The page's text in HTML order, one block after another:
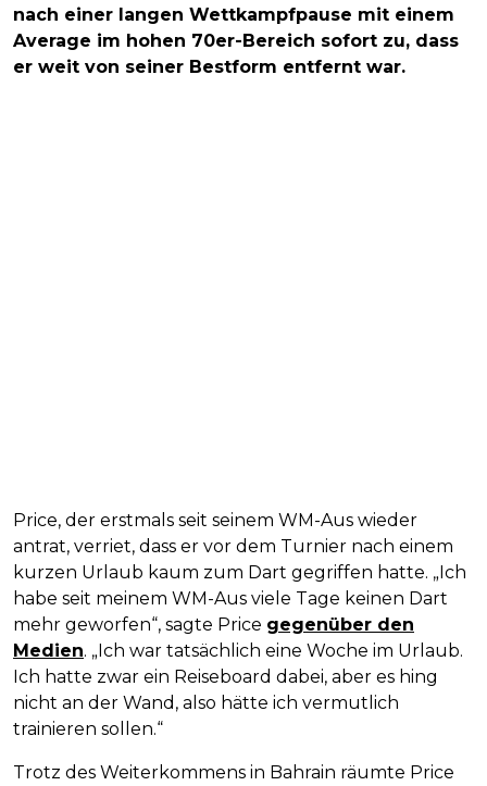
nach einer langen Wettkampfpause mit einem
Average im hohen 70er-Bereich sofort zu, dass
er weit von seiner Bestform entfernt war.
Price, der erstmals seit seinem WM-Aus wieder
antrat, verriet, dass er vor dem Turnier nach einem
kurzen Urlaub kaum zum Dart gegriffen hatte. „Ich
habe seit meinem WM-Aus viele Tage keinen Dart
mehr geworfen“, sagte Price gegenüber den
Medien. „Ich war tatsächlich eine Woche im Urlaub.
Ich hatte zwar ein Reiseboard dabei, aber es hing
nicht an der Wand, also hätte ich vermutlich
trainieren sollen.“
Trotz des Weiterkommens in Bahrain räumte Price